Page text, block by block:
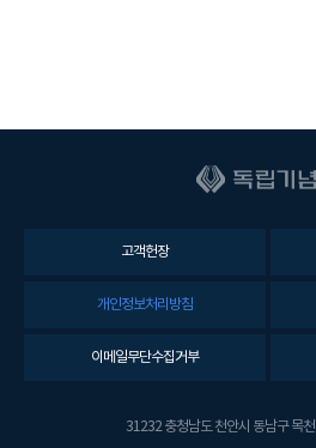
고객헌장
개인정보처리방침
이메일무단수집거부
31232 충청남도 천안시 동남구 목